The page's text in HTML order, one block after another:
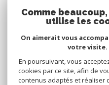
Comme
utilise les
On aimerait vous
votre visite.
En poursuivant, vous
cookies par ce site, afin de
contenus adaptés et réaliser